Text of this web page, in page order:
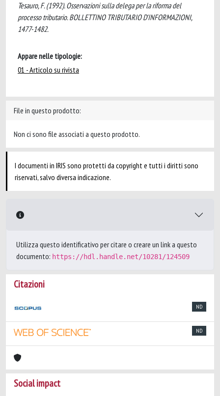
Tesauro, F. (1992). Osservazioni sulla delega per la riforma del
processo tributario. BOLLETTINO TRIBUTARIO D'INFORMAZIONI,
1477-1482.
Appare nelle tipologie:
01 - Articolo su rivista
File in questo prodotto:
Non ci sono file associati a questo prodotto.
I documenti in IRIS sono protetti da copyright e tutti i diritti sono
riservati, salvo diversa indicazione.
Utilizza questo identificativo per citare o creare un link a questo
documento: https://hdl.handle.net/10281/124509
Citazioni
ND
ND
Social impact